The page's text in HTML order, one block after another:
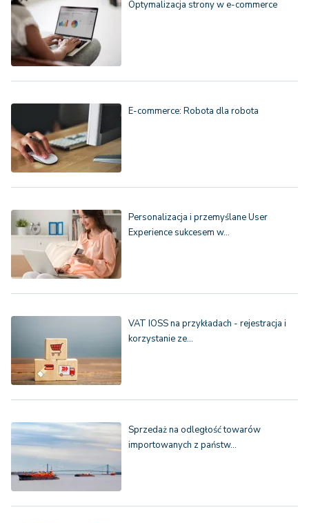
Optymalizacja strony w e-commerce
E-commerce: Robota dla robota
Personalizacja i przemyślane User
Experience sukcesem w…
VAT IOSS na przykładach - rejestracja i
korzystanie ze…
Sprzedaż na odległość towarów
importowanych z państw…